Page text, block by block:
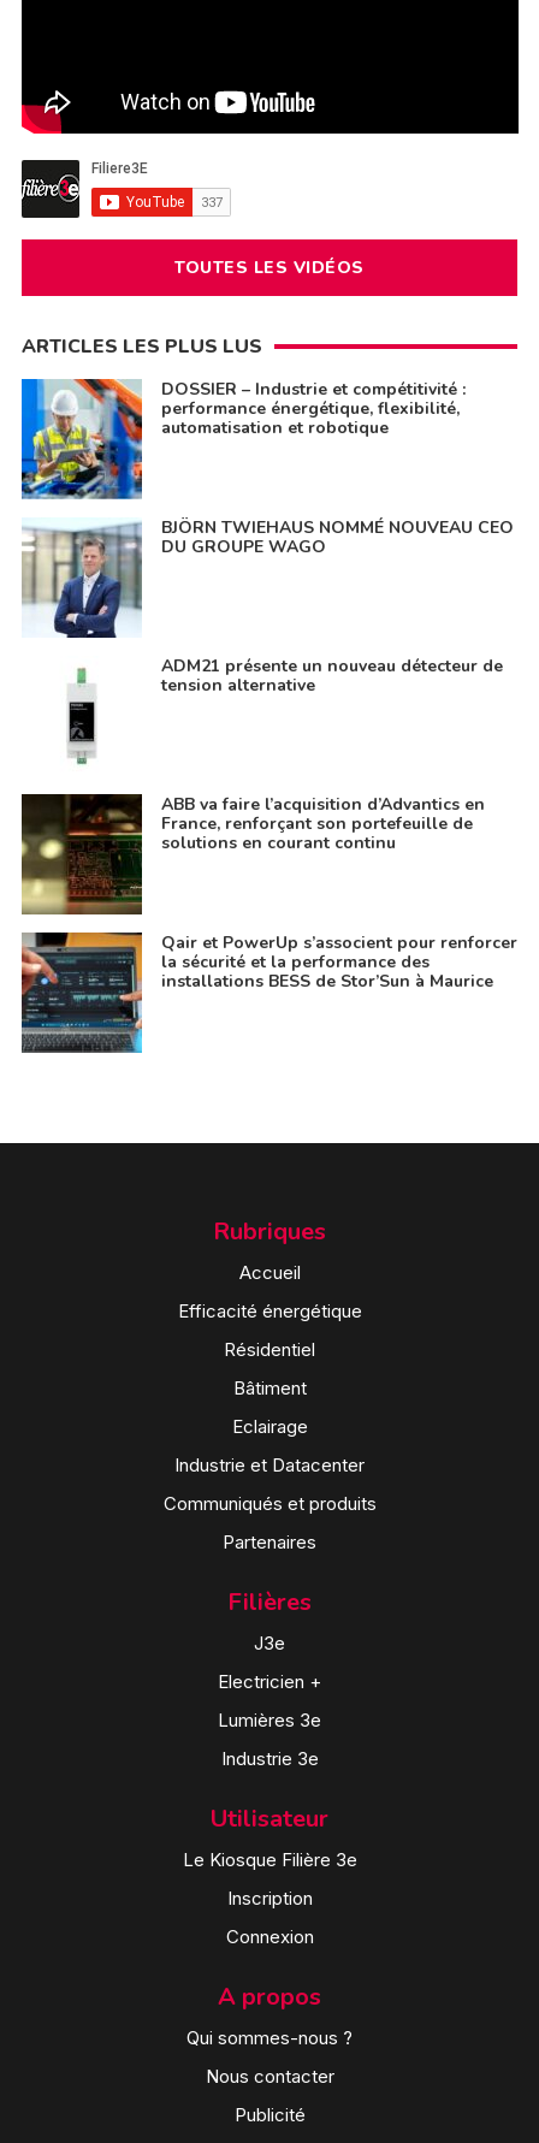
TOUTES LES VIDÉOS
ARTICLES LES PLUS LUS
DOSSIER – Industrie et compétitivité :
performance énergétique, flexibilité,
automatisation et robotique
BJÖRN TWIEHAUS NOMMÉ NOUVEAU CEO
DU GROUPE WAGO
ADM21 présente un nouveau détecteur de
tension alternative
ABB va faire l’acquisition d’Advantics en
France, renforçant son portefeuille de
solutions en courant continu
Qair et PowerUp s’associent pour renforcer
la sécurité et la performance des
installations BESS de Stor’Sun à Maurice
Rubriques
Accueil
Efficacité énergétique
Résidentiel
Bâtiment
Eclairage
Industrie et Datacenter
Communiqués et produits
Partenaires
Filières
J3e
Electricien +
Lumières 3e
Industrie 3e
Utilisateur
Le Kiosque Filière 3e
Inscription
Connexion
A propos
Qui sommes-nous ?
Nous contacter
Publicité